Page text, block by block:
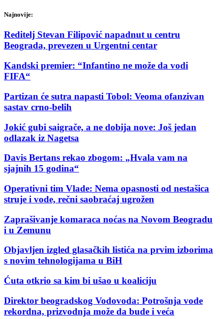
Najnovije:
Reditelj Stevan Filipović napadnut u centru
Beograda, prevezen u Urgentni centar
Kandski premier: “Infantino ne može da vodi
FIFA“
Partizan će sutra napasti Tobol: Veoma ofanzivan
sastav crno-belih
Jokić gubi saigrače, a ne dobija nove: Još jedan
odlazak iz Nagetsa
Davis Bertans rekao zbogom: „Hvala vam na
sjajnih 15 godina“
Operativni tim Vlade: Nema opasnosti od nestašica
struje i vode, rečni saobraćaj ugrožen
Zaprašivanje komaraca noćas na Novom Beogradu
i u Zemunu
Objavljen izgled glasačkih listića na prvim izborima
s novim tehnologijama u BiH
Ćuta otkrio sa kim bi ušao u koaliciju
Direktor beogradskog Vodovoda: Potrošnja vode
rekordna, prizvodnja može da bude i veća